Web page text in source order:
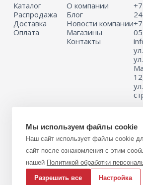
Каталог
Распродажа
Доставка
Оплата
О компании
Блог
Новости компании
Магазины
Контакты
24
05
ул.
Информация на сайте не является
Для получения подробной информации о
(или) услуг, пожалуйста, обращайтесь к
Мы используем файлы cookie
Наш сайт использует файлы cookie
сайт после ознакомления с этим
нашей Политикой обработки
Разрешить все Настройка